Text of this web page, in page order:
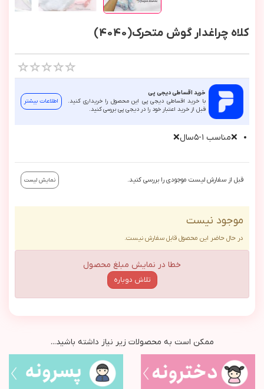
کلاه چراغدار گوش متحرک(4040)
خرید اقساطی دیجی پی
با خرید اقساطی دیجی پی این محصول را خریداری کنید.
قبل از خرید اعتبار خود را در دیجی پی بررسی کنید.
اطلاعات بیشتر
❌مناسب ١-٥سال❌
قبل از سفارش لیست موجودی را بررسی کنید. نمایش لیست
موجود نیست
در حال حاضر این محصول قابل سفارش نیست.
خطا در نمایش مبلغ محصول
تلاش دوباره
ممکن است به محصولات زیر نیاز داشته باشید...